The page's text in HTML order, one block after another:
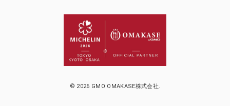
© 2026 GMO OMAKASE株式会社.